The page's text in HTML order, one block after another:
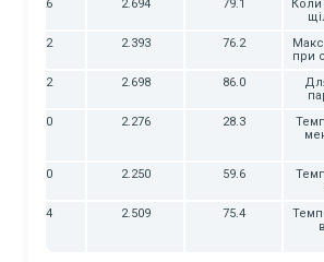
2.426
2.694 79.1
2.352
2.393 76.2
при
2.352
2.698 86.0
2.290
2.276 28.3
2.290
2.250 59.6
2.294
2.509 75.4